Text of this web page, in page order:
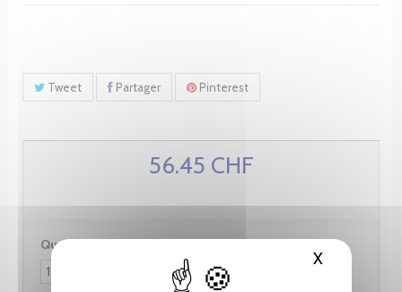
XMasquer
Tweet Partager Pinterest
56.45 CHF
Quantité :